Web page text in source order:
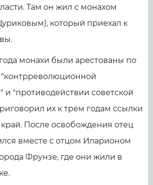
Там он жил с монахом
который приехал к
монахи были арестованы по
и "противодействии советской
их к трем годам ссылки
После освобождения отец
вместе с отцом Иларионом
Фрунзе, где они жили в